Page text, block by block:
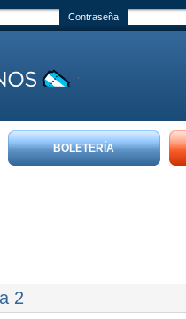
Contraseña
BOLETERÍA
2